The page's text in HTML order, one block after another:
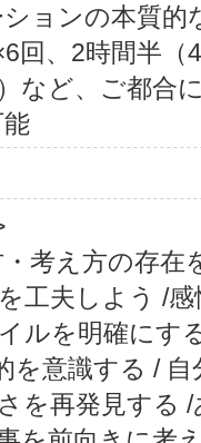
ションの本質
回、2時間半（
など、ご都合
考え方の存在
工夫しよう /
ルを明確にす
を意識する /
を再発見する